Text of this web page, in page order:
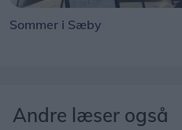
Sommer i Sæby
Andre læser også